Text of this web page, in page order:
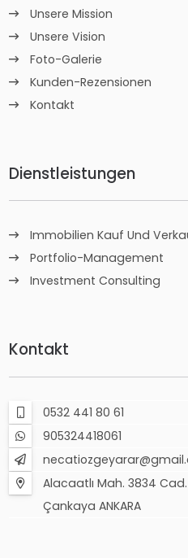
Unsere Mission
Unsere Vision
Foto-Galerie
Kunden-Rezensionen
Kontakt
Dienstleistungen
Immobilien Kauf Und
Portfolio-Management
Investment Consulting
Kontakt
0532 441 80 61
905324418061
Alacaatlı Mah. 3834 Cad.
Çankaya ANKARA